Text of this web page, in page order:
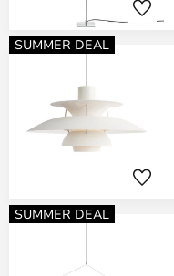
SUMMER DEAL
SUMMER DEAL